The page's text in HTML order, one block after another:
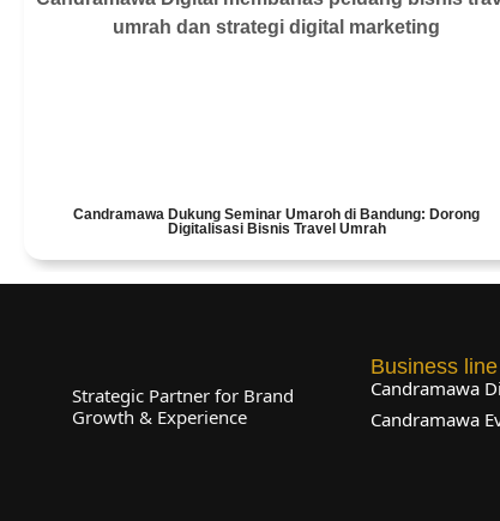
Candramawa Dukung Seminar Umaroh di Bandung: Dorong
Digitalisasi Bisnis Travel Umrah
Strategic Partner for Brand
Growth & Experience
Business line
Candramawa
Candramawa